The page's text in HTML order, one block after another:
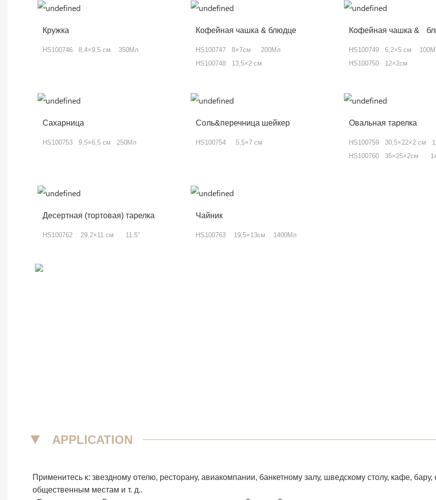
Кружка
HS100746 8,4×9,5 см 350Мл
Кофейная чашка & блюдце
HS100747 8×7см 200Мл
HS100748 13,5×2 см
Кофейная чашка &
HS100749 6,2×5 см
HS100750 12×2см
Сахарница
HS100753 9,5×6,5 см 250Мл
Соль&перечница шейкер
HS100754 5,5×7 см
Овальная тарелка
HS100759 30,5×22×2 см
HS100760 35×25×2см
Десертная (тортовая) тарелка
HS100762 29,2×11 см 11.5"
Чайник
HS100763 19,5×13см 1400Мл
▼ APPLICATION
Применитесь к: звездному отелю, ресторану, авиакомпании, банкетному залу, шведскому столу, кафе,
общественным местам и т. д..